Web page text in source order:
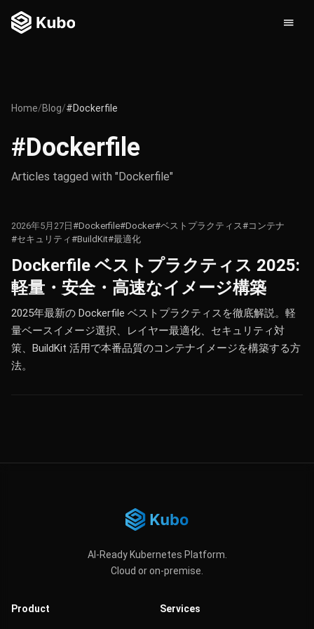
Home/Blog/#Dockerfile
#Dockerfile
Articles tagged with "Dockerfile"
2026年5月27日 #Dockerfile#Docker#ベストプラクティス#コンテナ
#セキュリティ#BuildKit#最適化
Dockerfile ベストプラクティス 2025:
軽量・安全・高速なイメージ構築
2025年最新の Dockerfile ベストプラクティスを徹底解説。軽
量ベースイメージ選択、レイヤー最適化、セキュリティ対
策、BuildKit 活用で本番品質のコンテナイメージを構築する方
法。
AI-Ready Kubernetes Platform.
Cloud or on-premise.
Product Services